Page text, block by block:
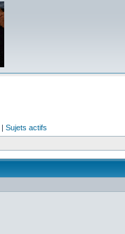
| Sujets actifs